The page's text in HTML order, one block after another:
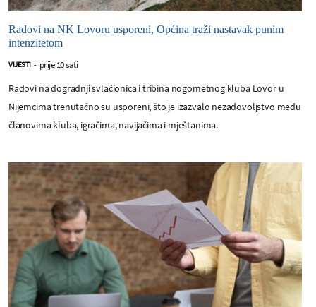
Radovi na NK Lovoru usporeni, Općina traži nastavak punim
intenzitetom
VIJESTI - prije 10 sati
Radovi na dogradnji svlačionica i tribina nogometnog kluba Lovor u
Nijemcima trenutačno su usporeni, što je izazvalo nezadovoljstvo među
članovima kluba, igračima, navijačima i mještanima.